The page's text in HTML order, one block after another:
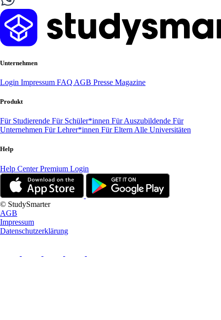
Unternehmen
Login Impressum FAQ AGB Presse Magazine
Produkt
Für Studierende Für Schüler*innen Für Auszubildende Für
Unternehmen Für Lehrer*innen Für Eltern Alle Universitäten
Help
Help CenterPremium Login
© StudySmarter
AGB
Impressum
Datenschutzerklärung